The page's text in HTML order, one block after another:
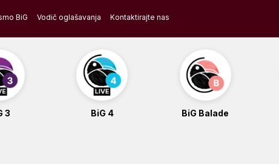
BiG Vodič oglašavanja Kontaktirajte nas
3 BiG 4 BiG Balade